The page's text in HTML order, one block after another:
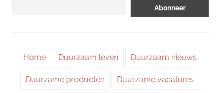
Home Duurzaam leven Duurzaam nieuws
Duurzame producten Duurzame vacatures